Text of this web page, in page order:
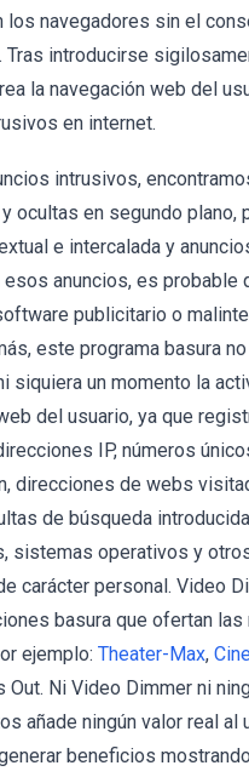
los navegadores sin el
Tras introducirse
la navegación web del
en internet.
intrusivos,
ocultas en segundo plano,
e intercalada y
esos anuncios, es probable
publicitario o
este programa basura
siquiera un momento la
del usuario, ya que
IP, números
direcciones de webs
de búsqueda
sistemas operativos y
carácter personal. Video
basura que ofertan las
ejemplo: Theater-Max,
Out. Ni Video Dimmer ni
añade ningún valor real al
beneficios